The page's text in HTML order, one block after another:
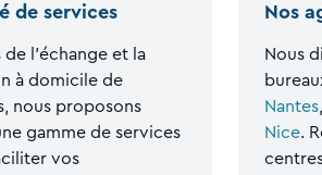
de services
de l’échange et la
à domicile de
nous proposons
gamme de services
vos
Nos
Nous
Nantes,
Nice.